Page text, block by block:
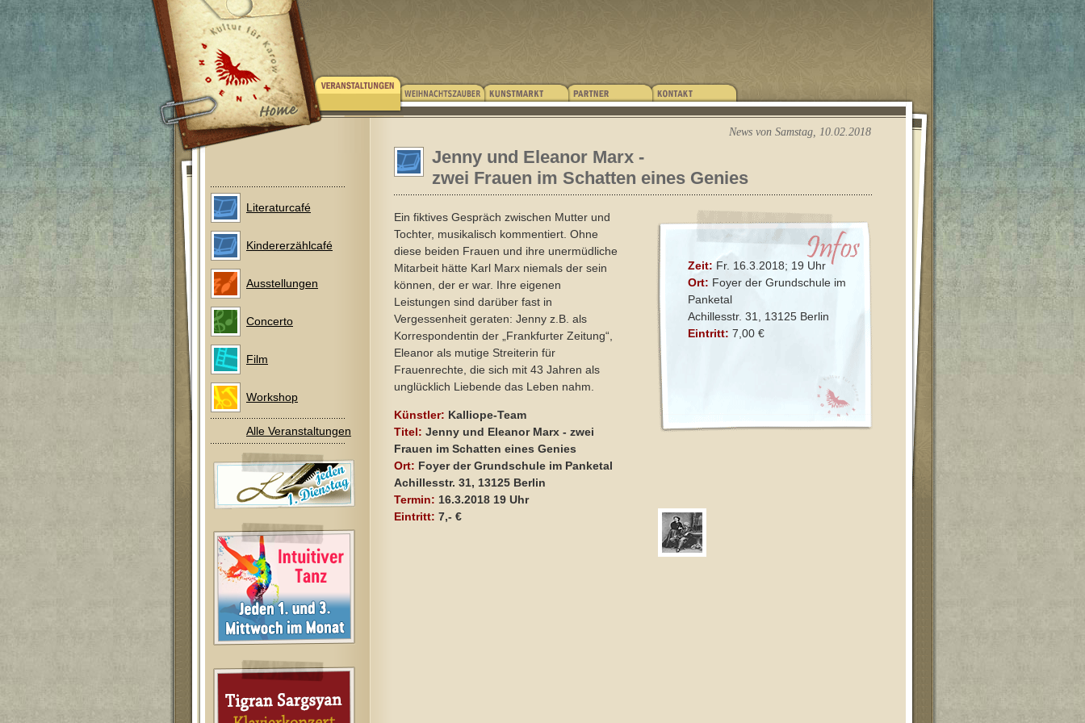
Literaturcafé
Kindererzählcafé
Ausstellungen
Concerto
Film
Workshop
Alle Veranstaltungen
News von Samstag, 10.02.2018
Jenny und Eleanor Marx -
zwei Frauen im Schatten eines Genies
Ein fiktives Gespräch zwischen Mutter und
Tochter, musikalisch kommentiert. Ohne
diese beiden Frauen und ihre unermüdliche
Mitarbeit hätte Karl Marx niemals der sein
können, der er war. Ihre eigenen
Leistungen sind darüber fast in
Vergessenheit geraten: Jenny z.B. als
Korrespondentin der „Frankfurter Zeitung“,
Eleanor als mutige Streiterin für
Frauenrechte, die sich mit 43 Jahren als
unglücklich Liebende das Leben nahm.
Künstler: Kalliope-Team
Titel: Jenny und Eleanor Marx - zwei
Frauen im Schatten eines Genies
Ort: Foyer der Grundschule im Panketal
Achillesstr. 31, 13125 Berlin
Termin: 16.3.2018 19 Uhr
Eintritt: 7,- €
Zeit:Fr. 16.3.2018; 19 Uhr
Ort: Foyer der Grundschule im
Panketal
Achillesstr. 31, 13125 Berlin
Eintritt: 7,00 €